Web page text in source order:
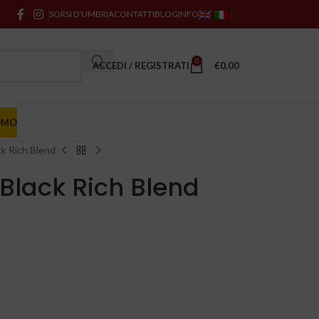
SORSI D’UMBRIACONTATTIBLOGINFO
ACCEDI / REGISTRATI 0 €0,00
Rich Blend
Rich Blend